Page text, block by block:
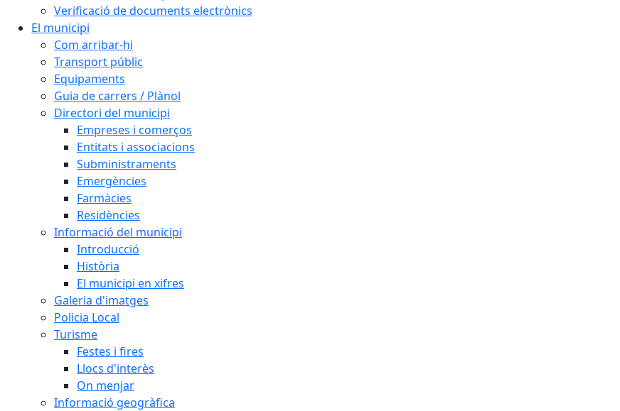
Verificació de documents electrònics
El municipi
Com arribar-hi
Transport públic
Equipaments
Guia de carrers / Plànol
Directori del municipi
Empreses i comerços
Entitats i associacions
Subministraments
Emergències
Farmàcies
Residències
Informació del municipi
Introducció
Història
El municipi en xifres
Galeria d'imatges
Policia Local
Turisme
Festes i fires
Llocs d'interès
On menjar
Informació geogràfica